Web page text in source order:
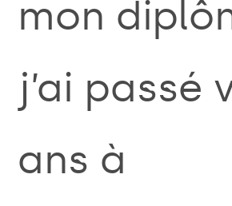
mon
j’ai passé
ans à